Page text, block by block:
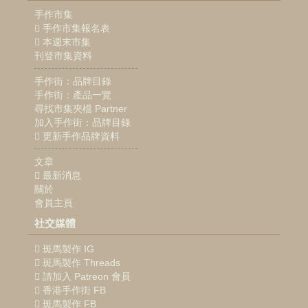
手作市集
手作市集報名表
本週末市集
刊登市集資料
手作街：品牌目錄
手作街：產品一覽
尋找市集夾檔 Partner
加入手作街：品牌目錄
更新手作品牌資料
文章
最新消息
關於
會員主頁
社交媒體
斑馬製作 IG
斑馬製作 Threads
請加入 Patreon 會員
香港手作街 FB
斑馬製作 FB